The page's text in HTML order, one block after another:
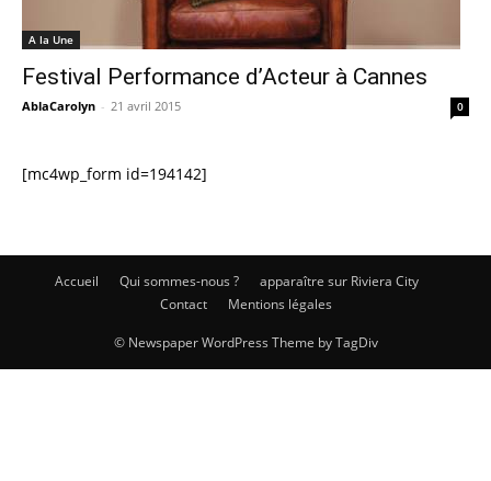
A la Une
Festival Performance d’Acteur à Cannes
AblaCarolyn - 21 avril 2015 0
[mc4wp_form id=194142]
Accueil Qui sommes-nous ?
apparaître sur Riviera City
Contact
Mentions légales
© Newspaper WordPress Theme by TagDiv